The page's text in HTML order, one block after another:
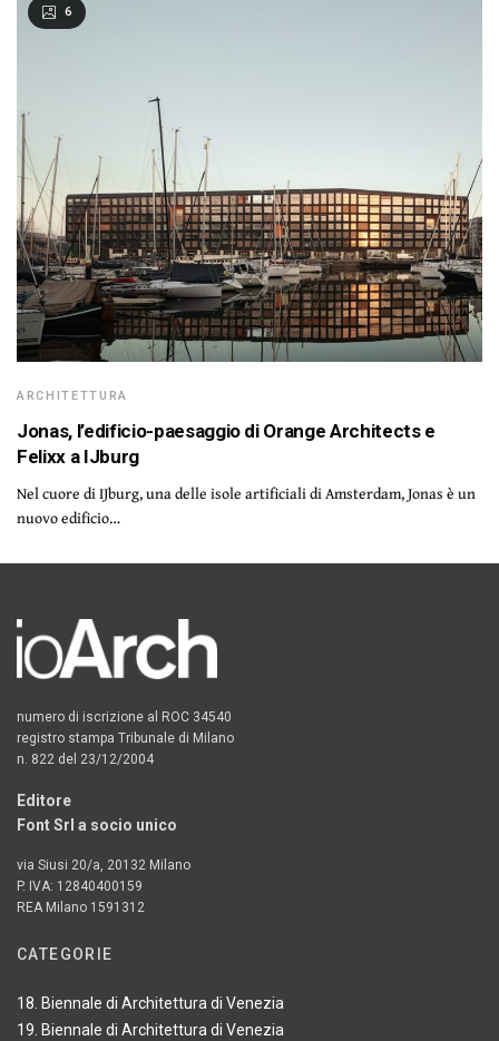
6
ARCHITETTURA
Jonas, l’edificio-paesaggio di Orange Architects e
Felixx a IJburg
Nel cuore di IJburg, una delle isole artificiali di Amsterdam, Jonas è un
nuovo edificio…
numero di iscrizione al ROC 34540
registro stampa Tribunale di Milano
n. 822 del 23/12/2004
Editore
Font Srl a socio unico
via Siusi 20/a, 20132 Milano
P. IVA: 12840400159
REA Milano 1591312
CATEGORIE
18. Biennale di Architettura di Venezia
19. Biennale di Architettura di Venezia